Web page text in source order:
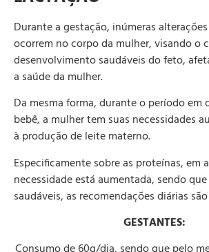
Durante a gestação, inúmeras
ocorrem no corpo da mulher, visando o
desenvolvimento saudáveis do feto,
a saúde da mulher.
Da mesma forma, durante o período em
bebê, a mulher tem suas necessidades
à produção de leite materno.
Especificamente sobre as proteínas, em
necessidade está aumentada, sendo
saudáveis, as recomendações diárias
GESTANTES: